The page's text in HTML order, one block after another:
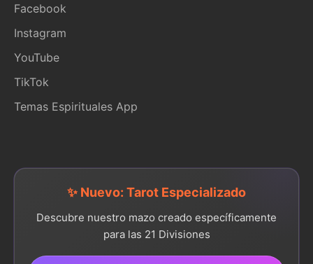
Facebook
Instagram
YouTube
TikTok
Temas Espirituales App
✨ Nuevo: Tarot Especializado
Descubre nuestro mazo creado específicamente
para las 21 Divisiones